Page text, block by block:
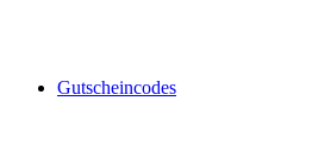
Gutscheincodes